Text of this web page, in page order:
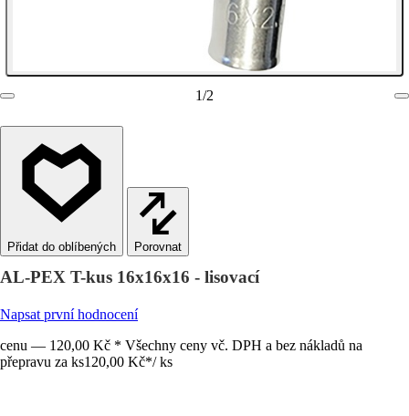
1/2
Porovnat
AL-PEX T-kus 16x16x16 - lisovací
Napsat první hodnocení
cenu — 120,00 Kč * Všechny ceny vč. DPH a bez nákladů na
přepravu za ks120,00 Kč*/ ks